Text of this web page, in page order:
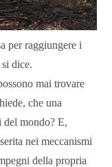
per raggiungere i
dice.
mai trovare
che una
del mondo? E,
nei meccanismi
della propria